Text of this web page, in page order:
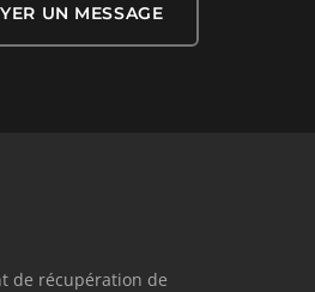
UN MESSAGE
de récupération de